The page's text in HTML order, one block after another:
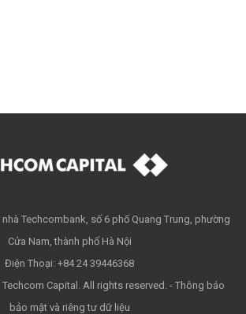
Techcombank, số 6 phố Quang Trung, phường
Cửa Nam, thành phố Hà Nội
Điện Thoại: +84 24 39446368
Capital. All rights reserved. - Thông báo
bảo mật và riêng tư dữ liệu